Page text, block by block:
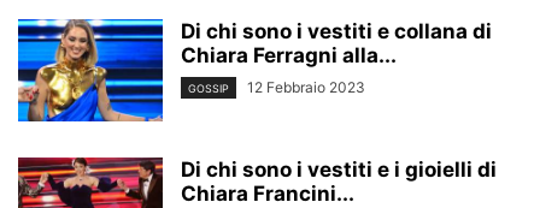
Di chi sono i vestiti e collana di
Chiara Ferragni alla...
GOSSIP 12 Febbraio 2023
Di chi sono i vestiti e i gioielli di
Chiara Francini...